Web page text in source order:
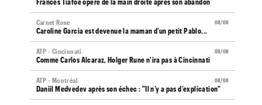
Frances Tiafoe opéré de la main droite après son abandon
08/08
Carnet Rose
Caroline Garcia est devenue la maman d’un petit Pablo...
08/08
ATP - Cincinnati
Comme Carlos Alcaraz, Holger Rune n'ira pas à Cincinnati
08/08
ATP - Montréal
Daniil Medvedev après son échec : "Il n’y a pas d’explication"